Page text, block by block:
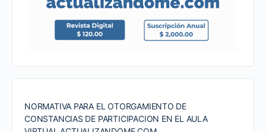
NORMATIVA PARA EL OTORGAMIENTO DE
CONSTANCIAS DE PARTICIPACION EN EL AULA